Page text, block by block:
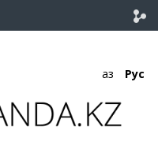
Қаз Рус